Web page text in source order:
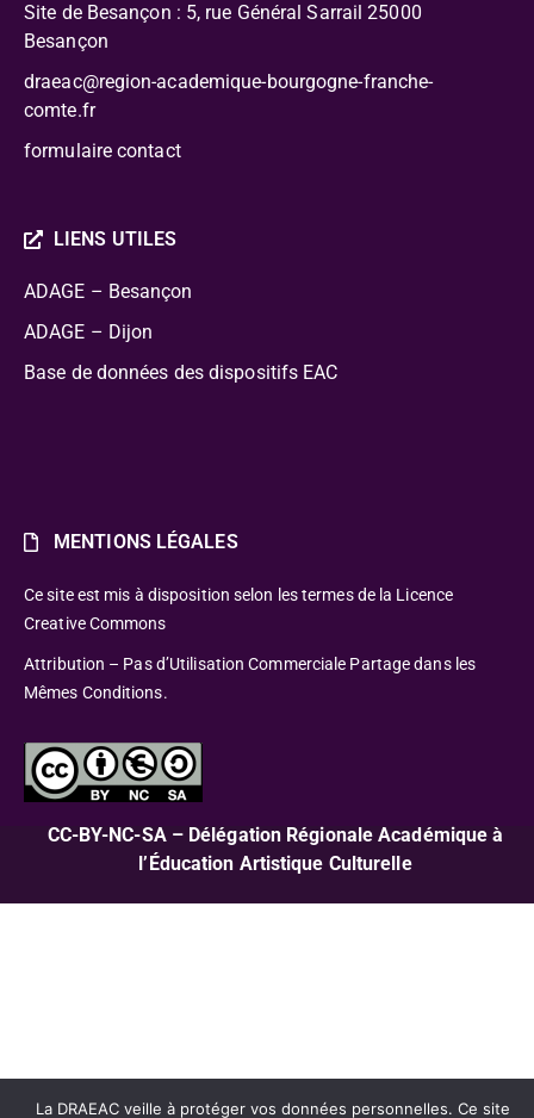
Site de Besançon : 5, rue Général Sarrail 25000
Besançon
draeac@region-academique-bourgogne-franche-
comte.fr
formulaire contact
LIENS UTILES
ADAGE – Besançon
ADAGE – Dijon
Base de données des dispositifs EAC
MENTIONS LÉGALES
Ce site est mis à disposition selon les termes de la Licence
Creative Commons
Attribution – Pas d’Utilisation Commerciale Partage dans les
Mêmes Conditions.
CC-BY-NC-SA – Délégation Régionale Académique à
l’Éducation Artistique Culturelle
La DRAEAC veille à protéger vos données personnelles. Ce site